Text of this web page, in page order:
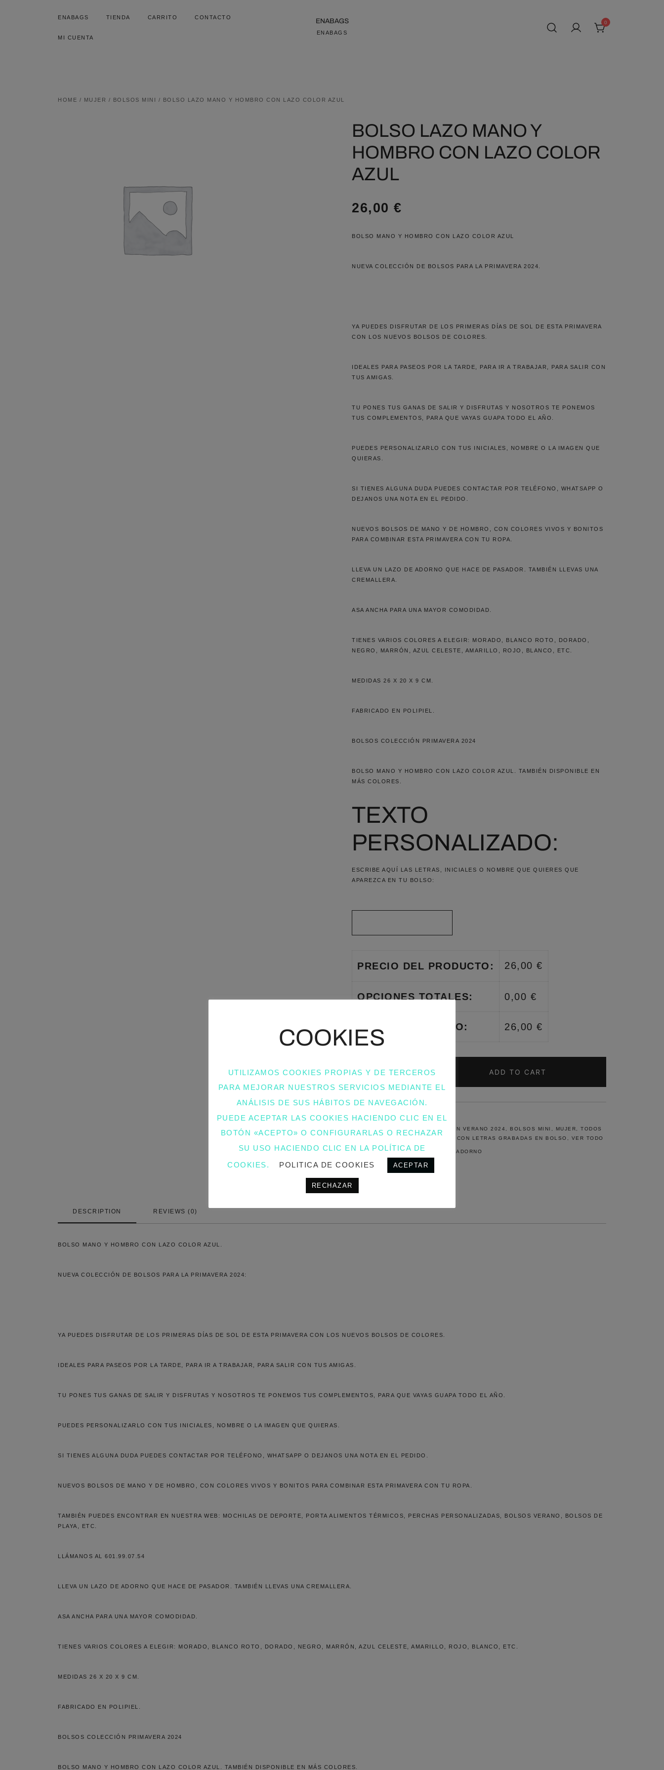
ENABAGS TIENDA CARRITO CONTACTO
MI CUENTA
ENABAGS
ENABAGS
0
HOME / MUJER / BOLSOS MINI / BOLSO LAZO MANO Y HOMBRO CON LAZO COLOR AZUL
BOLSO LAZO MANO Y
HOMBRO CON LAZO COLOR
AZUL
26,00 €
BOLSO MANO Y HOMBRO CON LAZO COLOR AZUL
NUEVA COLECCIÓN DE BOLSOS PARA LA PRIMAVERA 2024.
YA PUEDES DISFRUTAR DE LOS PRIMERAS DÍAS DE SOL DE ESTA PRIMAVERA
CON LOS NUEVOS BOLSOS DE COLORES.
IDEALES PARA PASEOS POR LA TARDE, PARA IR A TRABAJAR, PARA SALIR CON
TUS AMIGAS.
TU PONES TUS GANAS DE SALIR Y DISFRUTAS Y NOSOTROS TE PONEMOS
TUS COMPLEMENTOS, PARA QUE VAYAS GUAPA TODO EL AÑO.
PUEDES PERSONALIZARLO CON TUS INICIALES, NOMBRE O LA IMAGEN QUE
QUIERAS.
SI TIENES ALGUNA DUDA PUEDES CONTACTAR POR TELÉFONO, WHATSAPP O
DEJANOS UNA NOTA EN EL PEDIDO.
NUEVOS BOLSOS DE MANO Y DE HOMBRO, CON COLORES VIVOS Y BONITOS
PARA COMBINAR ESTA PRIMAVERA CON TU ROPA.
LLEVA UN LAZO DE ADORNO QUE HACE DE PASADOR. TAMBIÉN LLEVAS UNA
CREMALLERA.
ASA ANCHA PARA UNA MAYOR COMODIDAD.
TIENES VARIOS COLORES A ELEGIR: MORADO, BLANCO ROTO, DORADO,
NEGRO, MARRÓN, AZUL CELESTE, AMARILLO, ROJO, BLANCO, ETC.
MEDIDAS 26 X 20 X 9 CM.
FABRICADO EN POLIPIEL.
BOLSOS COLECCIÓN PRIMAVERA 2024
BOLSO MANO Y HOMBRO CON LAZO COLOR AZUL. TAMBIÉN DISPONIBLE EN
MÁS COLORES.
TEXTO
PERSONALIZADO:
ESCRIBE AQUÍ LAS LETRAS, INICIALES O NOMBRE QUE QUIERES QUE
APAREZCA EN TU BOLSO:
PRECIO DEL PRODUCTO: 26,00 €
OPCIONES TOTALES: 0,00 €
TOTAL DEL PEDIDO: 26,00 €
-
LAZO
HOMBRO
CON
COLOR
AZUL
+ ADD TO CART
SKU: BOLSO LAZO AZUL
BOLSOS COLECCIÓN VERANO 2024 BOLSOS MINI MUJER
TODOS
LOS BOLSOS PERSONALIZABLES CON LETRAS GRABADAS EN BOLSO
VER TODO
TAG:BOLSO MANO CON LAZO DE ADORNO
DESCRIPTION REVIEWS (0)
BOLSO MANO Y HOMBRO CON LAZO COLOR AZUL.
NUEVA COLECCIÓN DE BOLSOS PARA LA PRIMAVERA 2024:
YA PUEDES DISFRUTAR DE LOS PRIMERAS DÍAS DE SOL DE ESTA PRIMAVERA CON LOS NUEVOS BOLSOS DE COLORES.
IDEALES PARA PASEOS POR LA TARDE, PARA IR A TRABAJAR, PARA SALIR CON TUS AMIGAS.
TU PONES TUS GANAS DE SALIR Y DISFRUTAS Y NOSOTROS TE PONEMOS TUS COMPLEMENTOS, PARA QUE VAYAS GUAPA TODO EL AÑO.
PUEDES PERSONALIZARLO CON TUS INICIALES, NOMBRE O LA IMAGEN QUE QUIERAS.
SI TIENES ALGUNA DUDA PUEDES CONTACTAR POR TELÉFONO, WHATSAPP O DEJANOS UNA NOTA EN EL PEDIDO.
NUEVOS BOLSOS DE MANO Y DE HOMBRO, CON COLORES VIVOS Y BONITOS PARA COMBINAR ESTA PRIMAVERA CON TU ROPA.
TAMBIÉN PUEDES ENCONTRAR EN NUESTRA WEB: MOCHILAS DE DEPORTE, PORTA ALIMENTOS TÉRMICOS, PERCHAS PERSONALIZADAS, BOLSOS VERANO, BOLSOS DE
PLAYA, ETC.
LLÁMANOS AL 601.99.07.54
LLEVA UN LAZO DE ADORNO QUE HACE DE PASADOR. TAMBIÉN LLEVAS UNA CREMALLERA.
ASA ANCHA PARA UNA MAYOR COMODIDAD.
TIENES VARIOS COLORES A ELEGIR: MORADO, BLANCO ROTO, DORADO, NEGRO, MARRÓN, AZUL CELESTE, AMARILLO, ROJO, BLANCO, ETC.
MEDIDAS 26 X 20 X 9 CM.
FABRICADO EN POLIPIEL.
BOLSOS COLECCIÓN PRIMAVERA 2024
BOLSO MANO Y HOMBRO CON LAZO COLOR AZUL. TAMBIÉN DISPONIBLE EN MÁS COLORES.
COOKIES
UTILIZAMOS COOKIES PROPIAS Y DE TERCEROS
PARA MEJORAR NUESTROS SERVICIOS MEDIANTE EL
ANÁLISIS DE SUS HÁBITOS DE NAVEGACIÓN.
PUEDE ACEPTAR LAS COOKIES HACIENDO CLIC EN EL
BOTÓN «ACEPTO» O CONFIGURARLAS O RECHAZAR
SU USO HACIENDO CLIC EN LA POLÍTICA DE
COOKIES.
POLITICA DE COOKIES ACEPTAR
RECHAZAR